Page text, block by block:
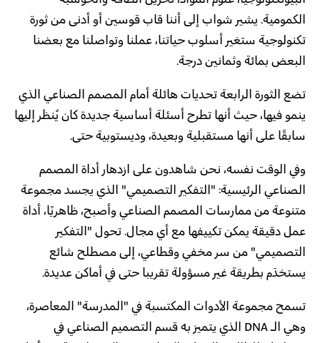
الكمومية. يشير شواب إلى أننا قاب قوسين أو أدنى من ثورة
تكنولوجية ستغير أسلوب حياتنا، عملنا وتواصلنا مع بعضنا
البعض بمائة وثمانين درجة.
تضع الثورة الرابعة تحديات هائلة أمام المصمم الصناعي الذي
ينمو فيها، حيث أنها تطرح أسئلة أساسية جديدة كان يُنظر إليها
سابقًا على أنها مستقبلية وبعيدة، وديستوبية حتى.
وفي الوقت نفسه، نحن شاهدون على ازدهار أداة المصمم
الصناعي الرئيسية: "التفكير التصميمي" الذي يجسد مجموعة
متنوعة من ممارسات المصمم الصناعي وأصبح، ظاهريًا، أداة
عمل دقيقة يمكن تكييفها مع أي مجال. تحول "التفكير
التصميمي" من سر مخفي وقطاعي، إلى مصطلح شائع
يستخدَم بطريقة غير مسؤولة تقريبا حتى في أماكن عديدة.
تسمح مجموعة الأدوات المكتسبة في "المدرسة" المعاصرة،
وهي الـDNA الذي يتميز به قسم التصميم الصناعي في